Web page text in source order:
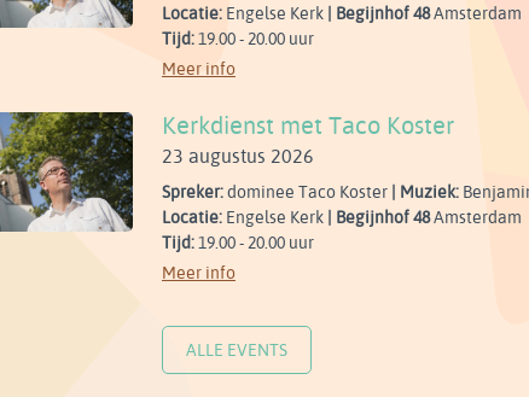
Locatie: Engelse Kerk | Begijnhof 48Amsterdam
Tijd:19.00 - 20.00 uur
Meer info
Kerkdienst met Taco Koster
23 augustus 2026
Spreker:dominee Taco Koster | Muziek:
Locatie: Engelse Kerk | Begijnhof 48Amsterdam
Tijd:19.00 - 20.00 uur
Meer info
ALLE EVENTS